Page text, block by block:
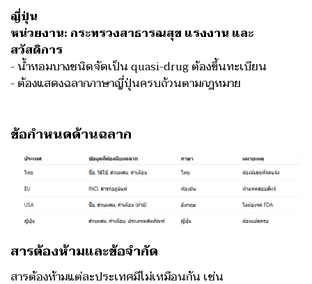
ญี่ปุ่น
หน่วยงาน: กระทรวงสาธารณสุข แรงงาน และ
สวัสดิการ
- น้ำหอมบางชนิดจัดเป็น quasi-drug ต้องขึ้นทะเบียน
- ต้องแสดงฉลากภาษาญี่ปุ่นครบถ้วนตามกฎหมาย
ข้อกำหนดด้านฉลาก
สารต้องห้ามและข้อจำกัด
สารต้องห้ามแต่ละประเทศมีไม่เหมือนกัน เช่น